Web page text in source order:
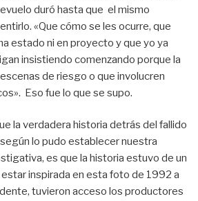
duró hasta que el mismo
«Que cómo se les ocurre, que
estado ni en proyecto y que yo ya
insistiendo comenzando porque la
de riesgo o que involucren
Eso fue lo que se supo.
la verdadera historia detrás del fallido
lo pudo establecer nuestra
es que la historia estuvo de un
estar inspirada en esta foto de 1992 a
tuvieron acceso los productores